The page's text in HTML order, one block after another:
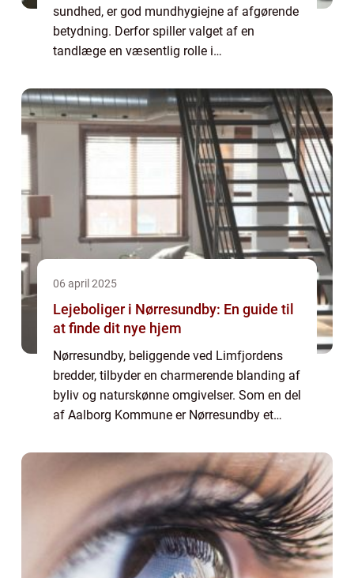
sundhed, er god mundhygiejne af afgørende
betydning. Derfor spiller valget af en
tandlæge en væsentlig rolle i
en by kendt for sin blan...
06 april 2025
Lejeboliger i Nørresundby: En guide til
at finde dit nye hjem
Nørresundby, beliggende ved Limfjordens
bredder, tilbyder en charmerende blanding af
byliv og naturskønne omgivelser. Som en del
af Aalborg Kommune er Nørresundby et
der &os...